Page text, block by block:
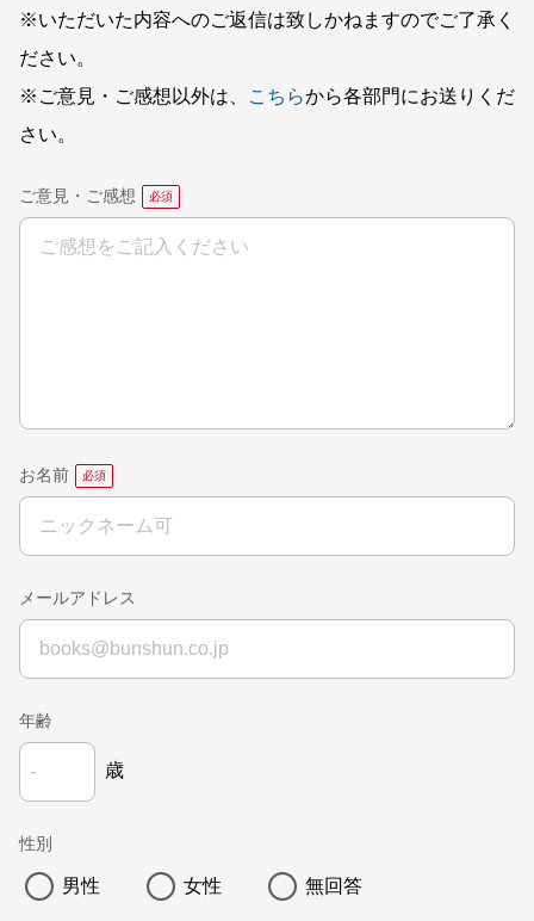
※いただいた内容へのご返信は致しかねますのでご了承く
ださい。
※ご意見・ご感想以外は、
こちらから各部門にお送りくだ
さい。
ご意見・ご感想
お名前
メールアドレス
年齢
歳
性別
男性 女性 無回答